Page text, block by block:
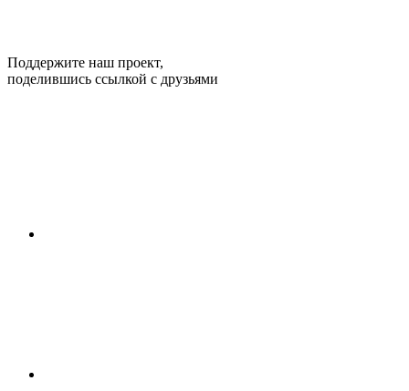
Поддержите наш проект,
поделившись ссылкой с друзьями